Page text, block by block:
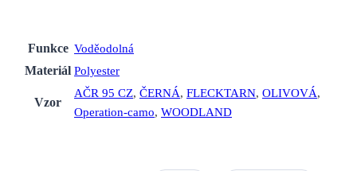
Funkce Voděodolná
Materiál Polyester
Vzor
AČR 95 CZ, ČERNÁ, FLECKTARN, OLIVOVÁ,
Operation-camo, WOODLAND